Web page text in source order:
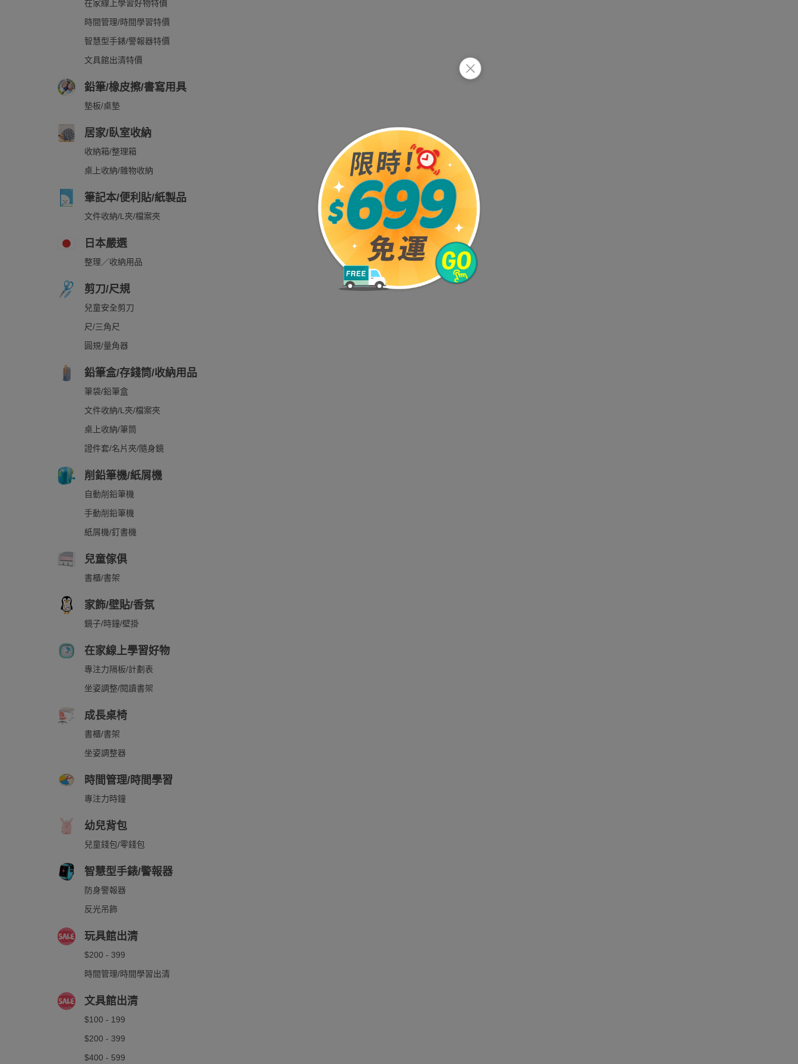
在家線上學習好物特價
時間管理/時間學習特價
智慧型手錶/警報器特價
文具館出清特價
鉛筆/橡皮擦/書寫用具
墊板/桌墊
居家/臥室收納
收納箱/整理箱
桌上收納/雜物收納
筆記本/便利貼/紙製品
文件收納/L夾/檔案夾
日本嚴選
整理／收納用品
剪刀/尺規
兒童安全剪刀
尺/三角尺
圓規/量角器
鉛筆盒/存錢筒/收納用品
筆袋/鉛筆盒
文件收納/L夾/檔案夾
桌上收納/筆筒
證件套/名片夾/隨身鏡
削鉛筆機/紙屑機
自動削鉛筆機
手動削鉛筆機
紙屑機/釘書機
兒童傢俱
書櫃/書架
家飾/壁貼/香氛
鏡子/時鐘/壁掛
在家線上學習好物
專注力隔板/計劃表
坐姿調整/閱讀書架
成長桌椅
書櫃/書架
坐姿調整器
時間管理/時間學習
專注力時鐘
幼兒背包
兒童錢包/零錢包
智慧型手錶/警報器
防身警報器
反光吊飾
玩具館出清
$200 - 399
時間管理/時間學習出清
文具館出清
$100 - 199
$200 - 399
$400 - 599